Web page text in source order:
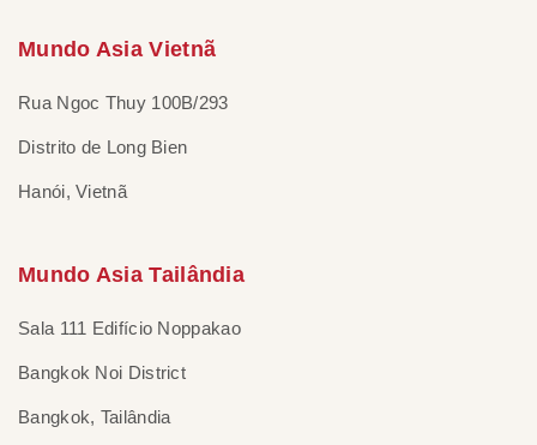
Mundo Asia Vietnã
Rua Ngoc Thuy 100B/293
Distrito de Long Bien
Hanói, Vietnã
Mundo Asia Tailândia
Sala 111 Edifício Noppakao
Bangkok Noi District
Bangkok, Tailândia